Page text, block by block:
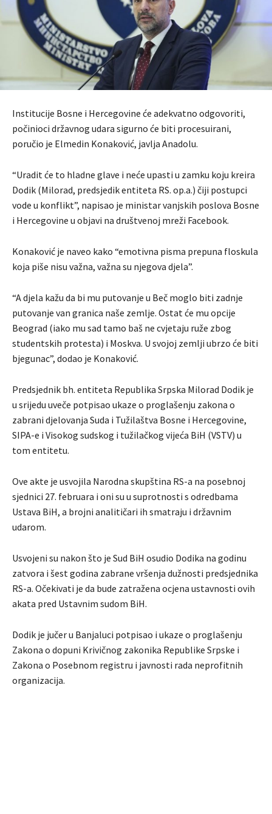
Institucije Bosne i Hercegovine će adekvatno odgovoriti,
počinioci državnog udara sigurno će biti procesuirani,
poručio je Elmedin Konaković, javlja Anadolu.
“Uradit će to hladne glave i neće upasti u zamku koju kreira
Dodik (Milorad, predsjedik entiteta RS. op.a.) čiji postupci
vode u konflikt”, napisao je ministar vanjskih poslova Bosne
i Hercegovine u objavi na društvenoj mreži Facebook.
Konaković je naveo kako “emotivna pisma prepuna floskula
koja piše nisu važna, važna su njegova djela”.
“A djela kažu da bi mu putovanje u Beč moglo biti zadnje
putovanje van granica naše zemlje. Ostat će mu opcije
Beograd (iako mu sad tamo baš ne cvjetaju ruže zbog
studentskih protesta) i Moskva. U svojoj zemlji ubrzo će biti
bjegunac”, dodao je Konaković.
Predsjednik bh. entiteta Republika Srpska Milorad Dodik je
u srijedu uveče potpisao ukaze o proglašenju zakona o
zabrani djelovanja Suda i Tužilaštva Bosne i Hercegovine,
SIPA-e i Visokog sudskog i tužilačkog vijeća BiH (VSTV) u
tom entitetu.
Ove akte je usvojila Narodna skupština RS-a na posebnoj
sjednici 27. februara i oni su u suprotnosti s odredbama
Ustava BiH, a brojni analitičari ih smatraju i državnim
udarom.
Usvojeni su nakon što je Sud BiH osudio Dodika na godinu
zatvora i šest godina zabrane vršenja dužnosti predsjednika
RS-a. Očekivati je da bude zatražena ocjena ustavnosti ovih
akata pred Ustavnim sudom BiH.
Dodik je jučer u Banjaluci potpisao i ukaze o proglašenju
Zakona o dopuni Krivičnog zakonika Republike Srpske i
Zakona o Posebnom registru i javnosti rada neprofitnih
organizacija.